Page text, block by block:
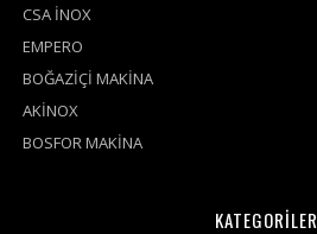
CSA İNOX
EMPERO
BOĞAZİÇİ MAKİNA
AKİNOX
BOSFOR MAKİNA
KATEGORİLER